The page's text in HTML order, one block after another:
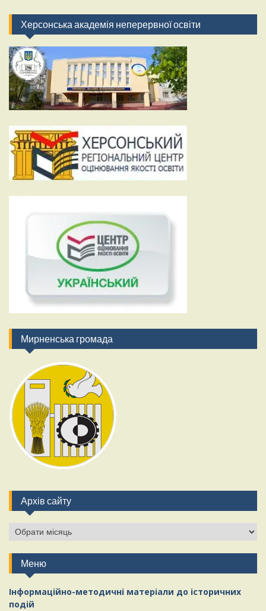
Херсонська академія неперервної освіти
Мирненська громада
Архів сайту
Меню
Інформаційно-методичні матеріали до історичних
подій